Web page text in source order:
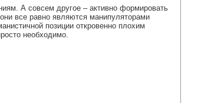
А совсем другое – активно формировать
все равно являются манипуляторами
позиции откровенно плохим
необходимо.